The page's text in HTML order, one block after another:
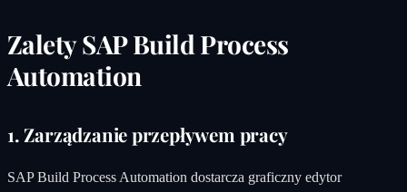
Zalety SAP Build Process
Automation
1. Zarządzanie przepływem pracy
SAP Build Process Automation dostarcza graficzny edytor